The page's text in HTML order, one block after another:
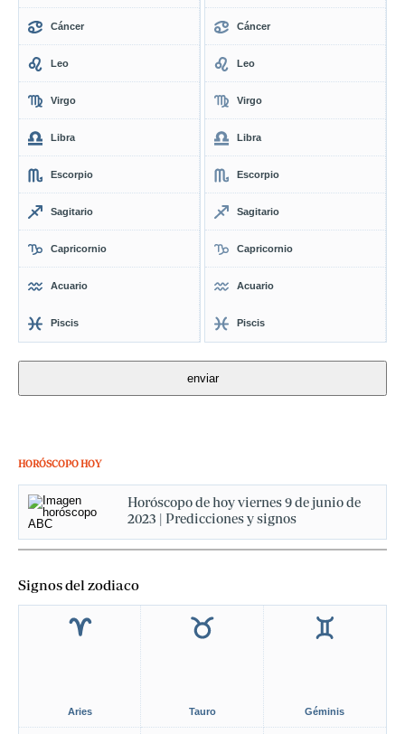
Cáncer
Leo
Virgo
Libra
Escorpio
Sagitario
Capricornio
Acuario
Piscis
Cáncer
Leo
Virgo
Libra
Escorpio
Sagitario
Capricornio
Acuario
Piscis
HORÓSCOPO HOY
Horóscopo de hoy viernes 9 de junio de
2023 | Predicciones y signos
Signos del zodiaco
Aries Tauro Géminis